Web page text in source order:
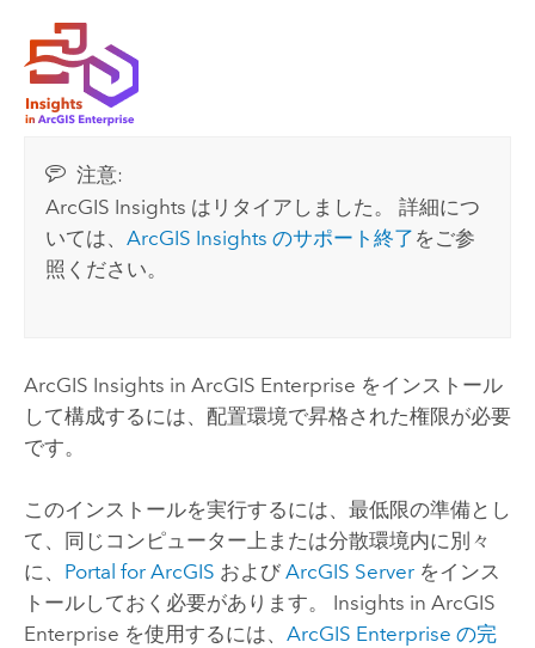
注意:
ArcGIS Insights はリタイアしました。 詳細につ
いては、ArcGIS Insights のサポート終了 をご参
照ください。
ArcGIS Insights in ArcGIS Enterprise をインストール
して構成するには、配置環境で昇格された権限が必要
です。
このインストールを実行するには、最低限の準備とし
て、同じコンピューター上または分散環境内に別々
に、 Portal for ArcGIS および ArcGIS Serverをインス
トールしておく必要があります。 Insights in ArcGIS
Enterprise を使用するには、 ArcGIS Enterprise の完